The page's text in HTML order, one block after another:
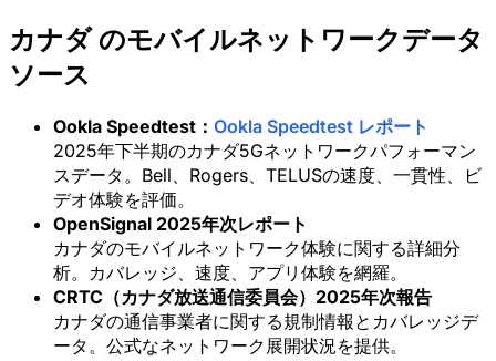
カナダ のモバイルネットワークデータ
ソース
Ookla Speedtest： Ookla Speedtest レポート
2025年下半期のカナダ5Gネットワークパフォーマン
スデータ。Bell、Rogers、TELUSの速度、一貫性、ビ
デオ体験を評価。
OpenSignal 2025年次レポート
カナダのモバイルネットワーク体験に関する詳細分
析。カバレッジ、速度、アプリ体験を網羅。
CRTC（カナダ放送通信委員会）2025年次報告
カナダの通信事業者に関する規制情報とカバレッジデ
ータ。公式なネットワーク展開状況を提供。